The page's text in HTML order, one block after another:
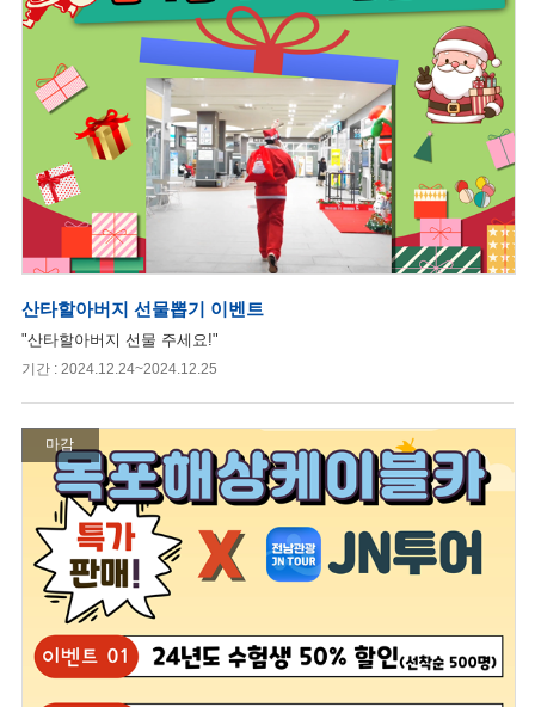
산타할아버지 선물뽑기 이벤트
"산타할아버지 선물 주세요!"
기간 : 2024.12.24~2024.12.25
마감